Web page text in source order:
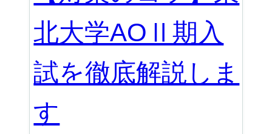
北大学AOⅡ期入
試を徹底解説しま
す